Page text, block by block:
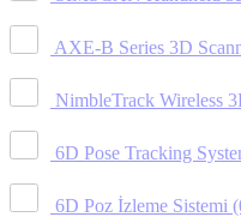
AXE-B Series 3D
NimbleTrack Wireless
6D Pose Tracking
6D Poz İzleme Sistemi